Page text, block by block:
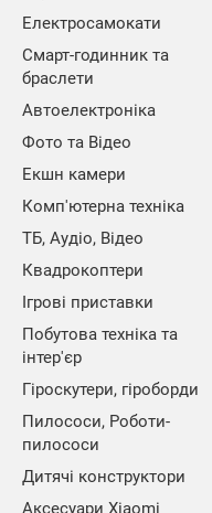
Електросамокати
Смарт-годинник та
браслети
Автоелектроніка
Фото та Відео
Екшн камери
Комп'ютерна техніка
ТБ, Аудіо, Відео
Квадрокоптери
Ігрові приставки
Побутова техніка та
інтер'єр
Гіроскутери, гіроборди
Пилососи, Роботи-
пилососи
Дитячі конструктори
Аксесуари Xiaomi